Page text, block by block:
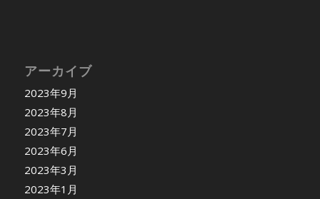
アーカイブ
2023年9月
2023年8月
2023年7月
2023年6月
2023年3月
2023年1月